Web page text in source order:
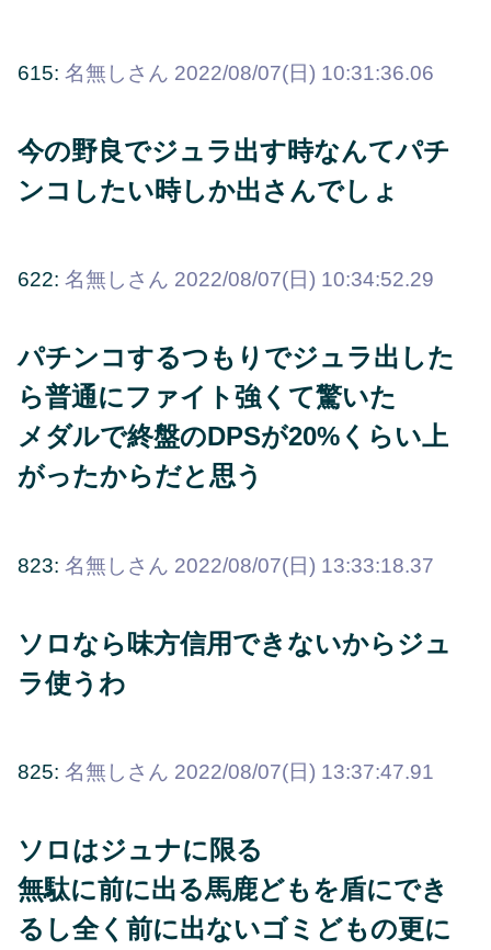
615: 名無しさん 2022/08/07(日) 10:31:36.06
今の野良でジュラ出す時なんてパチ
ンコしたい時しか出さんでしょ
622: 名無しさん 2022/08/07(日) 10:34:52.29
パチンコするつもりでジュラ出した
ら普通にファイト強くて驚いた
メダルで終盤のDPSが20%くらい上
がったからだと思う
823: 名無しさん 2022/08/07(日) 13:33:18.37
ソロなら味方信用できないからジュ
ラ使うわ
825: 名無しさん 2022/08/07(日) 13:37:47.91
ソロはジュナに限る
無駄に前に出る馬鹿どもを盾にでき
るし全く前に出ないゴミどもの更に